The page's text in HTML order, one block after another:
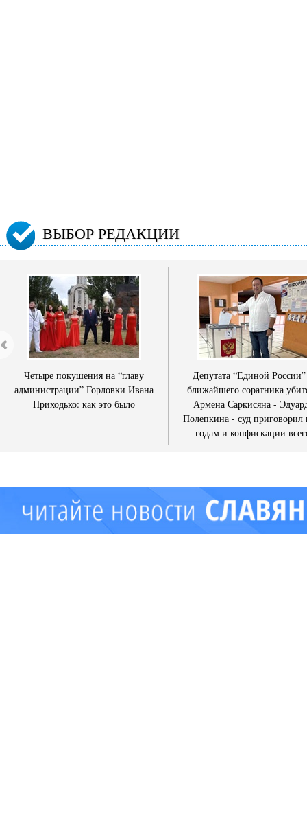
ВЫБОР РЕДАКЦИИ
Четыре покушения на “главу
администрации” Горловки Ивана
Приходько: как это было
Депутата “Единой
ближайшего соратника
Армена Саркисяна -
Полепкина - суд приговорил
годам и конфискации